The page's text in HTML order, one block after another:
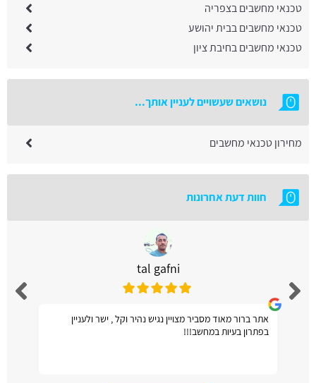
טכנאי מחשבים בצפריה
טכנאי מחשבים בבית יהושע
טכנאי מחשבים בחיבת ציון
נושאים שעשויים לעניין אותך...
מחירון טכנאי מחשבים
חוות דעת אחרונות
tal gafni
אתר ברור מאוד מסביר מצויין נגיש נהיר וקל , ישר ולעניין
בפתרון בעיות במחשב!!!